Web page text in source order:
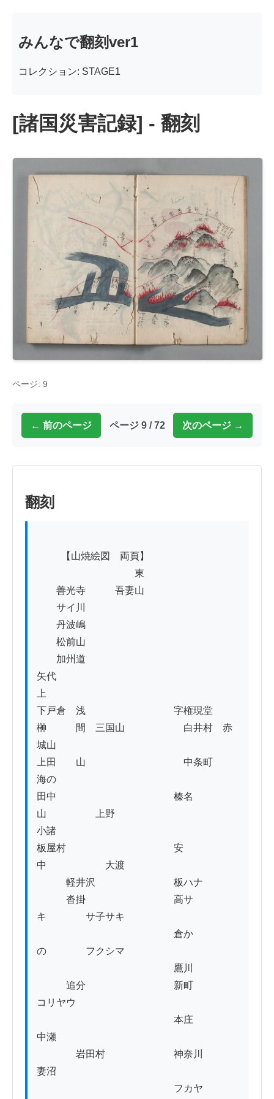
みんなで翻刻ver1
コレクション: STAGE1
[諸国災害記録] - 翻刻
ページ: 9
← 前のページ ページ 9 / 72 次のページ →
翻刻
東
善光寺　　　吾妻山
サイ川
丹波嶋
松前山
加州道
矢代
上
下戸倉　浅　　　　　　　　　字権現堂
榊　　　間　三国山　　　　　　白井村　赤
城山
上田　　山　　　　　　　　　　中条町
海の
田中　　　　　　　　　　　　榛名
山　　　　　上野
小諸
板屋村　　　　　　　　　　　安
中　　　　　　大渡
軽井沢　　　　　　　　板ハナ
沓掛　　　　　　　　　高サ
キ　　　　サ子サキ
倉か
の　　　　フクシマ
鷹川
追分　　　　　　　　　新町
コリヤウ
本庄
中瀬
岩田村　　　　　　　神奈川
妻沼
フカヤ